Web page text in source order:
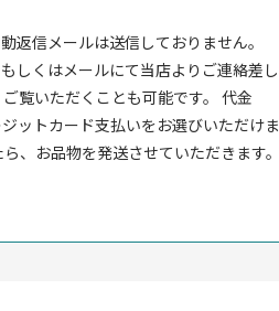
返信メールは送信しておりません。
しくはメールにて当店よりご連絡差し
覧いただくことも可能です。 代金
ットカード支払いをお選びいただけま
、お品物を発送させていただきます。